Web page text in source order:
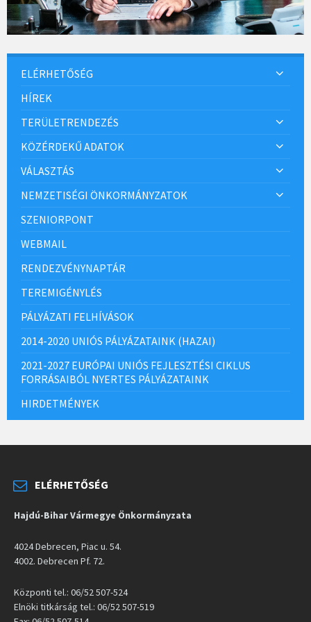
ELÉRHETŐSÉG
HÍREK
TERÜLETRENDEZÉS
KÖZÉRDEKŰ ADATOK
VÁLASZTÁS
NEMZETISÉGI ÖNKORMÁNYZATOK
SZENIORPONT
WEBMAIL
RENDEZVÉNYNAPTÁR
TEREMIGÉNYLÉS
PÁLYÁZATI FELHÍVÁSOK
2014-2020 UNIÓS PÁLYÁZATAINK (HAZAI)
2021-2027 EURÓPAI UNIÓS FEJLESZTÉSI CIKLUS
FORRÁSAIBÓL NYERTES PÁLYÁZATAINK
HIRDETMÉNYEK
ELÉRHETŐSÉG
Hajdú-Bihar Vármegye Önkormányzata
4024 Debrecen, Piac u. 54.
4002. Debrecen Pf. 72.
Központi tel.: 06/52 507-524
Elnöki titkárság tel.: 06/52 507-519